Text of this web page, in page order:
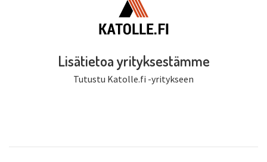
Lisätietoa yrityksestämme
Tutustu Katolle.fi -yritykseen